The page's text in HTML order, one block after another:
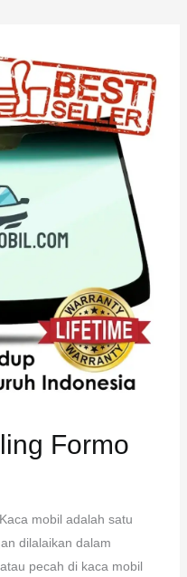
Formo
mobil adalah satu
dilalaikan dalam
pecah di kaca mobil